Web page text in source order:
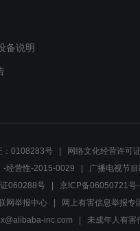
备说明
：0108283号 网络文化经营许可
-经营性-2015-0029
广播电视节
060288号 京ICP备06050721号
网举报中心 网上有害信息举报专
inc.com
未成年人有